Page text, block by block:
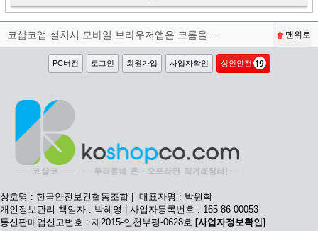
맨위로
PC버전 로그인 회원가입 사업자확인 성인안전
상호명 : 한국안전보건협동조합 | 대표자명 : 박원학
개인정보관리 책임자 : 박혜영 | 사업자등록번호 : 165-86-00053
통신판매업신고번호 : 제2015-인천부평-0628호 [사업자정보확인]